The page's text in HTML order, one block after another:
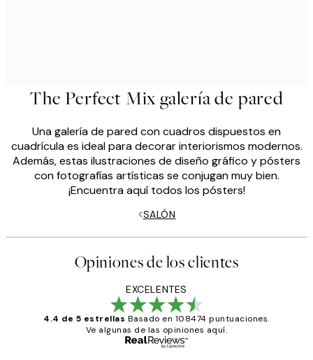
The Perfect Mix galería de pared
Una galería de pared con cuadros dispuestos en
cuadrícula es ideal para decorar interiorismos modernos.
Además, estas ilustraciones de diseño gráfico y pósters
con fotografías artísticas se conjugan muy bien.
¡Encuentra aquí todos los pósters!
SALÓN
Opiniones de los clientes
EXCELENTES
4.4 de 5 estrellas Basado en 108474 puntuaciones.
Ve algunas de las opiniones aquí.